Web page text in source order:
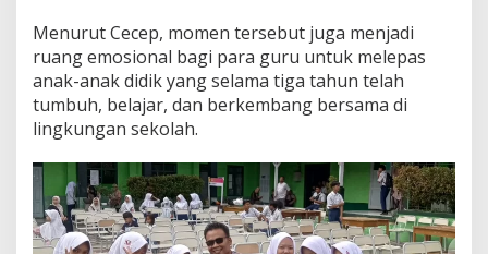
Menurut Cecep, momen tersebut juga menjadi
ruang emosional bagi para guru untuk melepas
anak-anak didik yang selama tiga tahun telah
tumbuh, belajar, dan berkembang bersama di
lingkungan sekolah.